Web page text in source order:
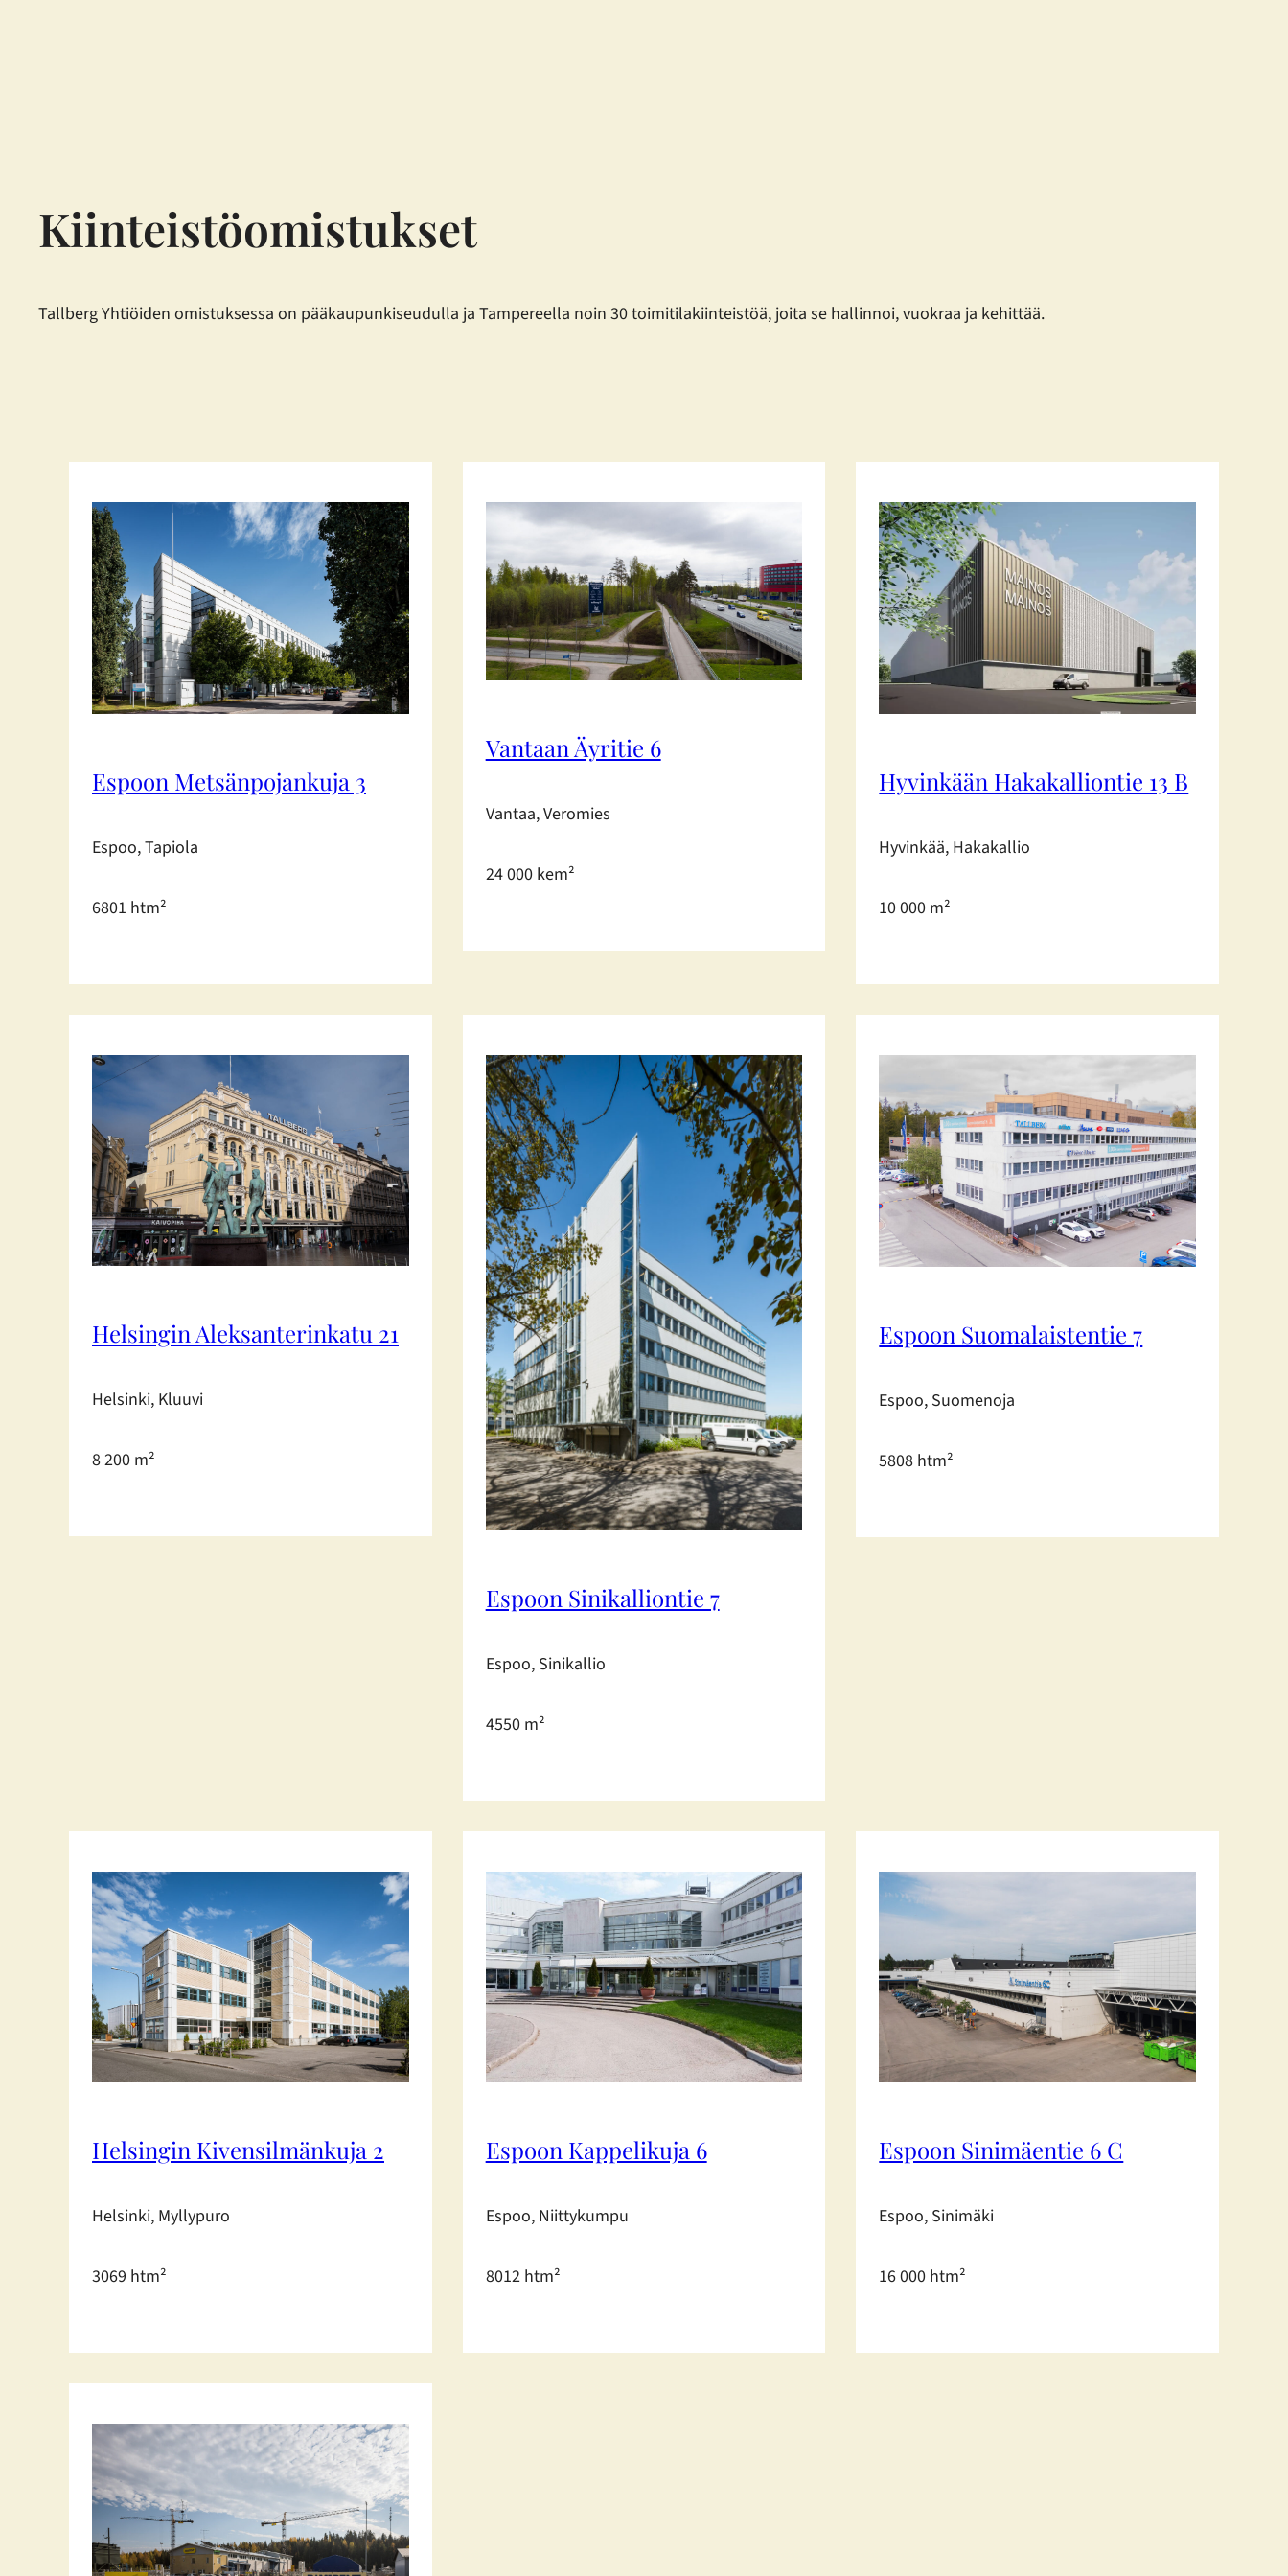
Kiinteistöomistukset
Tallberg Yhtiöiden omistuksessa on pääkaupunkiseudulla ja Tampereella noin 30 toimitilakiinteistöä, joita se hallinnoi, vuokraa ja kehittää.
Espoon Metsänpojankuja 3
Espoo, Tapiola
6801 htm²
Vantaan Äyritie 6
Vantaa, Veromies
24 000 kem²
Hyvinkään Hakakalliontie 13 B
Hyvinkää, Hakakallio
10 000 m²
Helsingin Aleksanterinkatu 21
Helsinki, Kluuvi
8 200 m²
Espoon Sinikalliontie 7
Espoo, Sinikallio
4550 m²
Espoon Suomalaistentie 7
Espoo, Suomenoja
5808 htm²
Helsingin Kivensilmänkuja 2
Helsinki, Myllypuro
3069 htm²
Espoon Kappelikuja 6
Espoo, Niittykumpu
8012 htm²
Espoon Sinimäentie 6 C
Espoo, Sinimäki
16 000 htm²